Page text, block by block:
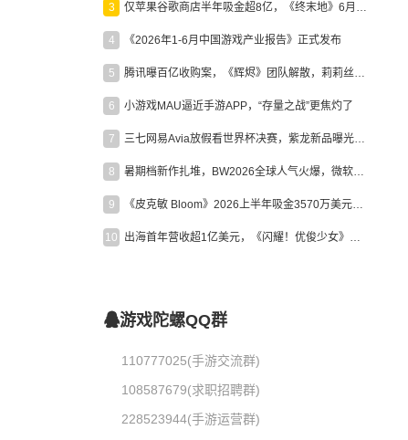
3 仅苹果谷歌商店半年吸金超8亿，《终末地》6月份收入显著回暖
4 《2026年1-6月中国游戏产业报告》正式发布
5 腾讯曝百亿收购案，《辉烬》团队解散，莉莉丝新作曝光｜陀螺周报
6 小游戏MAU逼近手游APP，“存量之战”更焦灼了
7 三七网易Avia放假看世界杯决赛，紫龙新品曝光，米哈游新作上线 | 陀螺周报
8 暑期档新作扎堆，BW2026全球人气火爆，微软XBOX大裁员|陀螺周报
9 《皮克敏 Bloom》2026上半年吸金3570万美元，中国台湾成最大市场
10 出海首年营收超1亿美元，《闪耀！优俊少女》美国市场占比达七成
游戏陀螺QQ群
110777025(手游交流群)
108587679(求职招聘群)
228523944(手游运营群)